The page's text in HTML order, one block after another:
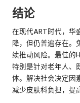
结论
在现代ART时代，华
降，但仍普遍存在。
续推动风险。最佳的
特别是针对老年人、
体。解决社会决定因
减少皮肤科负担，提